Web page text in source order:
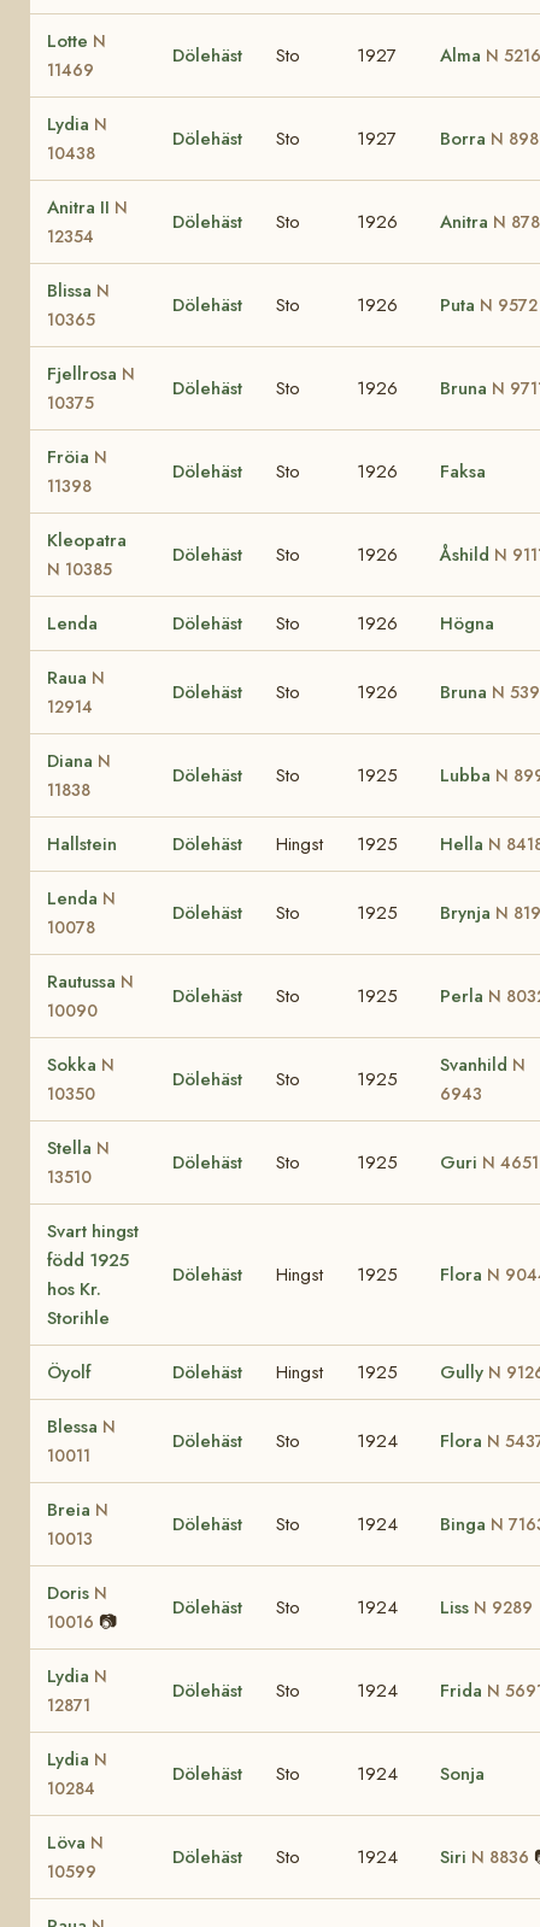
Lotte N
11469
Dölehäst Sto 1927 Alma N 5216
Lydia N
10438
Dölehäst Sto 1927 Borra N
Anitra II N
12354
Dölehäst Sto 1926 Anitra N
Blissa N
10365
Dölehäst Sto 1926 Puta N 9572
Fjellrosa N
10375
Dölehäst Sto 1926 Bruna N
Fröia N
11398
Dölehäst Sto 1926 Faksa
Kleopatra
N 10385
Dölehäst Sto 1926 Åshild N
Lenda Dölehäst Sto 1926 Högna
Raua N
12914
Dölehäst Sto 1926 Bruna N
Diana N
11838
Dölehäst Sto 1925 Lubba N
Hallstein Dölehäst Hingst 1925 Hella N
Lenda N
10078
Dölehäst Sto 1925 Brynja N
Rautussa N
10090
Dölehäst Sto 1925 Perla N
Sokka N
10350
Dölehäst Sto 1925
Svanhild N
6943
Stella N
13510
Dölehäst Sto 1925 Guri N 4651
Svart hingst
född 1925
hos Kr.
Storihle
Dölehäst Hingst 1925 Flora N
Öyolf Dölehäst Hingst 1925 Gully N
Blessa N
10011
Dölehäst Sto 1924 Flora N
Breia N
10013
Dölehäst Sto 1924 Binga N
Doris N
10016 📷
Dölehäst Sto 1924 Liss N 9289
Lydia N
12871
Dölehäst Sto 1924 Frida N
Lydia N
10284
Dölehäst Sto 1924 Sonja
Löva N
10599
Dölehäst Sto 1924 Siri N 8836